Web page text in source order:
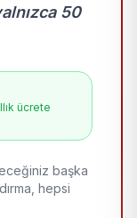
50
ücrete
başka
hepsi